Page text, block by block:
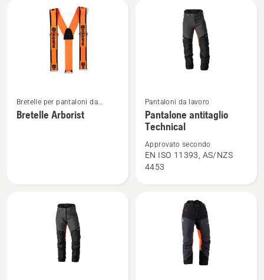
Vedi
maggiori
Bretelle per pantaloni da
lavoro
Bretelle Arborist
Vedi
maggiori
dettagli
Pantalone
antitaglio
Pantaloni da lavoro
Pantalone antitaglio
Technical
Approvato secondo
EN ISO 11393, AS/NZS
4453